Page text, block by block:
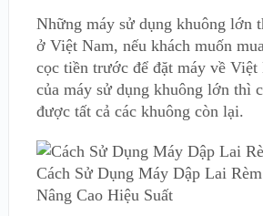
Những máy sử dụng khuông lớn
ở Việt Nam, nếu khách muốn
cọc tiền trước để đặt máy về
của máy sử dụng khuông lớn thì
được tất cả các khuông còn lại.
Cách Sử Dụng Máy Dập Lai
Nâng Cao Hiệu Suất